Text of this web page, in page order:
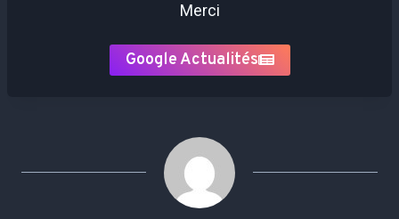
Merci
Google Actualités